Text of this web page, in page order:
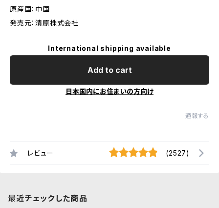
原産国：中国
発売元：清原株式会社
International shipping available
Add to cart
日本国内にお住まいの方向け
通報する
レビュー (2527)
最近チェックした商品